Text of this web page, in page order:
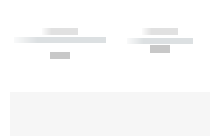
------------
----------- ----------- --------
------------
----------- -----------